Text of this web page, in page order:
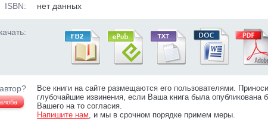
ISBN: нет данных
Все книги на сайте размещаются его пользователями.
глубочайшие извинения, если Ваша книга была опубликована
Вашего на то согласия.
Напишите нам, и мы в срочном порядке примем меры.